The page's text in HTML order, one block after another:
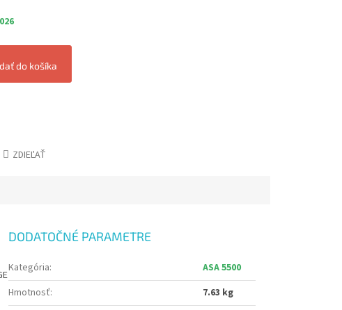
do košíka
ZDIEĽAŤ
DODATOČNÉ PARAMETRE
Kategória:
ASA 5500
Hmotnosť: 7.63 kg